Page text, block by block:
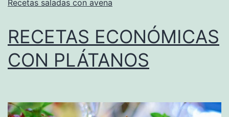
Recetas saladas con avena
RECETAS ECONÓMICAS
CON PLÁTANOS